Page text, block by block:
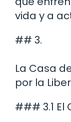
vida y a
## 3.
La Casa
por la
### 3.1 El